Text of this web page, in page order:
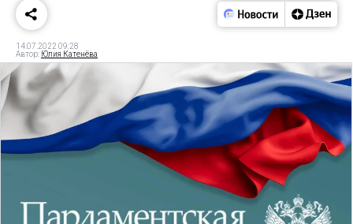
14.07.2022 09:28
Автор: Юлия Катенёва